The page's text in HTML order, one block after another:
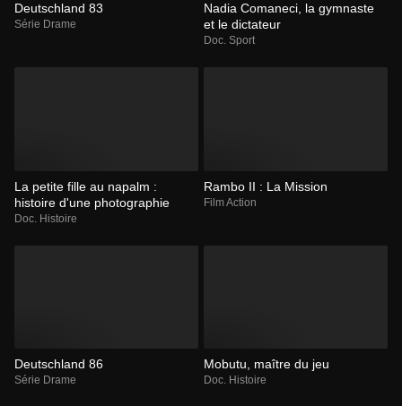
Deutschland 83
Série Drame
Nadia Comaneci, la gymnaste
et le dictateur
Doc. Sport
La petite fille au napalm :
histoire d'une photographie
Doc. Histoire
Rambo II : La Mission
Film Action
Deutschland 86
Série Drame
Mobutu, maître du jeu
Doc. Histoire